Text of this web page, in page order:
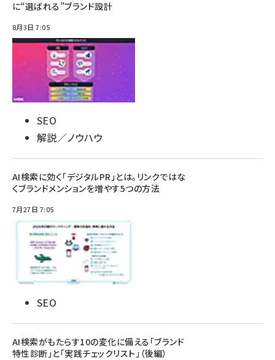
に“選ばれる”ブランド設計
8月3日 7:05
SEO
解説／ノウハウ
AI検索に効く「デジタルPR」とは。リンクではな
くブランドメンションを増やす5つの方法
7月27日 7:05
SEO
AI検索がもたらす10の変化に備える「ブランド
特性診断」と「実践チェックリスト」（後編）